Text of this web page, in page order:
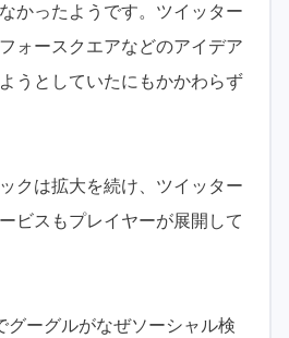
かったようです。ツイッター
ォースクエアなどのアイデア
うとしていたにもかかわらず
クは拡大を続け、ツイッター
ビスもプレイヤーが展開して
グーグルがなぜソーシャル検